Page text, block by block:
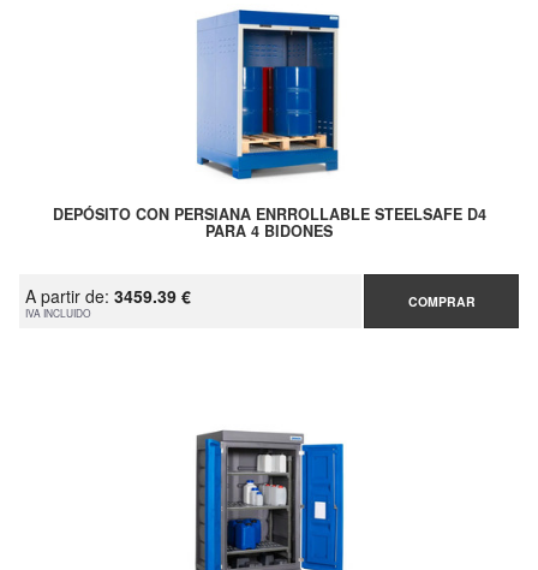
DEPÓSITO CON PERSIANA ENRROLLABLE STEELSAFE D4
PARA 4 BIDONES
A partir de: 3459.39 €
IVA INCLUIDO
COMPRAR